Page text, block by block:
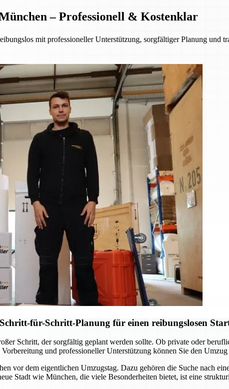
– Professionell & Kostenklar
mit professioneller Unterstützung, sorgfältiger Planung und
für-Schritt-Planung für einen reibungslosen
Schritt, der sorgfältig geplant werden sollte. Ob private oder
und professioneller Unterstützung können Sie den
vor dem eigentlichen Umzugstag. Dazu gehören die Suche nach
Stadt wie München, die viele Besonderheiten bietet, ist eine